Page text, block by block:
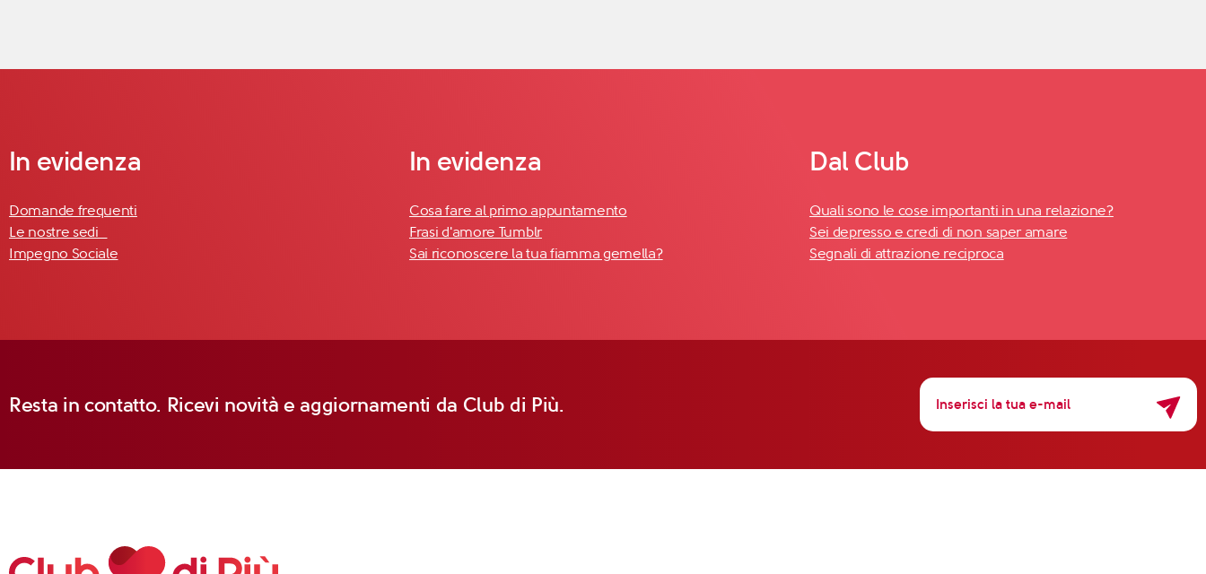
In evidenza
Domande frequenti
Le nostre sedi
Impegno Sociale
In evidenza
Cosa fare al primo appuntamento
Frasi d'amore Tumblr
Sai riconoscere la tua fiamma gemella?
Dal Club
Quali sono le cose importanti in una relazione?
Sei depresso e credi di non saper amare
Segnali di attrazione reciproca
Resta in contatto. Ricevi novità e aggiornamenti da Club di Più.